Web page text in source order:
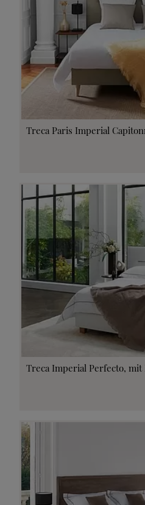
Treca Paris Imperial
Treca Imperial Perfecto, mit